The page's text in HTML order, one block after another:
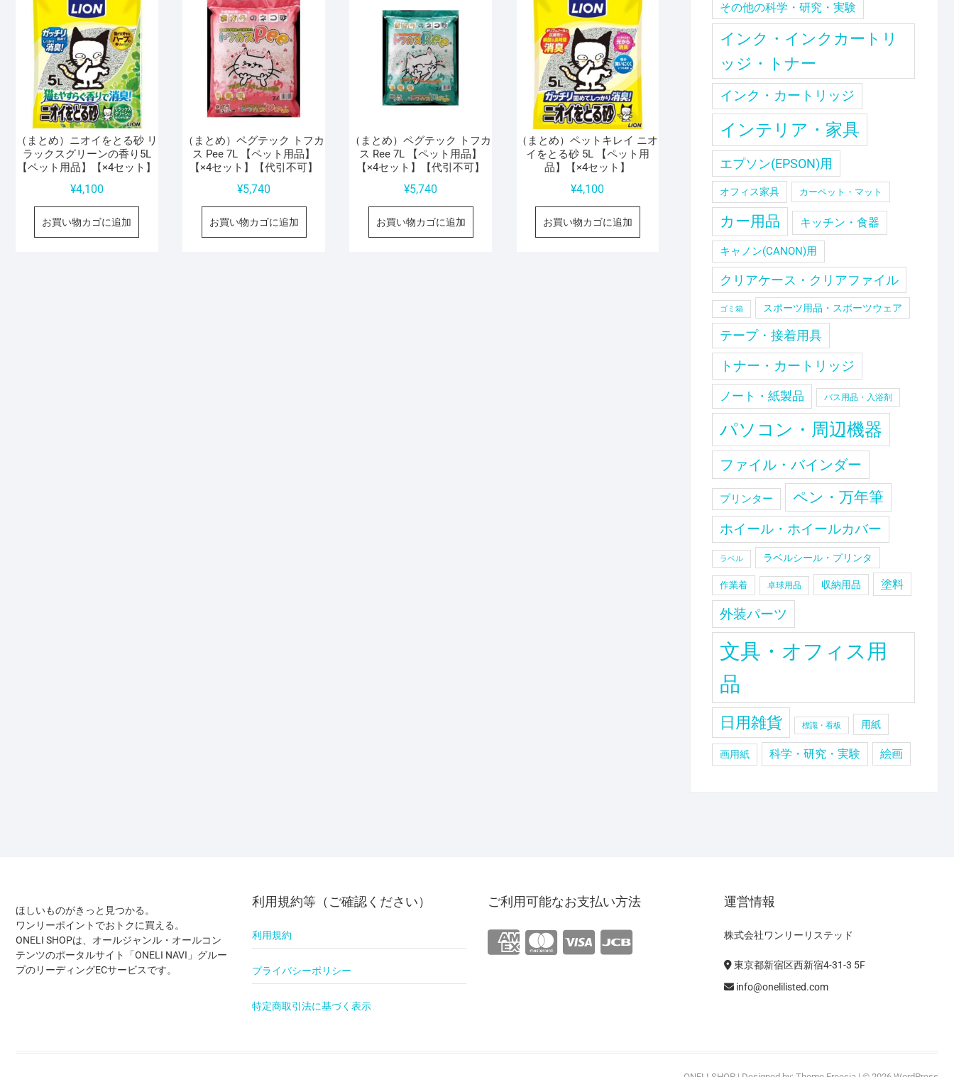
（まとめ）ニオイをとる砂 リ
ラックスグリーンの香り5L
【ペット用品】【×4セット】
¥4,100
お買い物カゴに追加
（まとめ）ペグテック トフカ
ス Pee 7L 【ペット用品】
【×4セット】【代引不可】
¥5,740
お買い物カゴに追加
（まとめ）ペグテック トフカ
ス Ree 7L 【ペット用品】
【×4セット】【代引不可】
¥5,740
お買い物カゴに追加
（まとめ）ペットキレイ ニオ
イをとる砂 5L 【ペット用
品】【×4セット】
¥4,100
お買い物カゴに追加
その他の科学・研究・実験
インク・インクカートリ
ッジ・トナー
インク・カートリッジ
インテリア・家具
エプソン(EPSON)用
オフィス家具 カーペット・マット
カー用品 キッチン・食器
キャノン(CANON)用
クリアケース・クリアファイル
ゴミ箱 スポーツ用品・スポーツウェア
テープ・接着用具
トナー・カートリッジ
ノート・紙製品 バス用品・入浴剤
パソコン・周辺機器
ファイル・バインダー
プリンター ペン・万年筆
ホイール・ホイールカバー
ラベル ラベルシール・プリンタ
作業着 卓球用品 収納用品 塗料
外装パーツ
文具・オフィス用
品
日用雑貨 標識・看板 用紙
画用紙 科学・研究・実験 絵画
ほしいものがきっと見つかる。
ワンリーポイントでおトクに買える。
ONELI SHOPは、オールジャンル・オールコン
テンツのポータルサイト「ONELI NAVI」グルー
プのリーディングECサービスです。
利用規約等（ご確認ください）
利用規約
プライバシーポリシー
特定商取引法に基づく表示
ご利用可能なお支払い方法 運営情報
株式会社ワンリーリステッド
東京都新宿区西新宿4-31-3 5F
info@onelilisted.com